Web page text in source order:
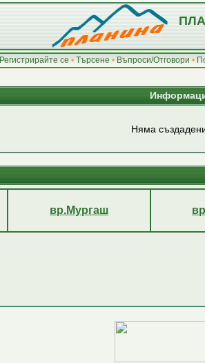
Регистрирайте се • Търсене • Въпроси/Отговори •
Няма
вр.Мургаш